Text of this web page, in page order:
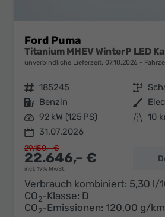
Ford Puma
Titanium MHEV WinterP LED
unverbindliche Lieferzeit: 07.10.2026
Fahrzeugnr. 185245 Getriebe
Kraftstoff Benzin Außenfarbe
Leistung 92 kW (125 PS) Kilometerstand 10
31.07.2026
22.646,– €
incl. 19% MwSt.
29.150,– €
Verbrauch kombiniert: 5,30 l/
CO2-Klasse: D
CO2-Emissionen: 120,00 g/km